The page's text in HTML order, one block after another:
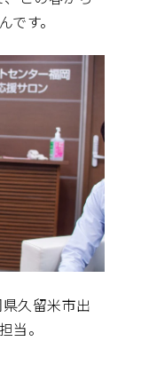
す。
久留米市出
当。